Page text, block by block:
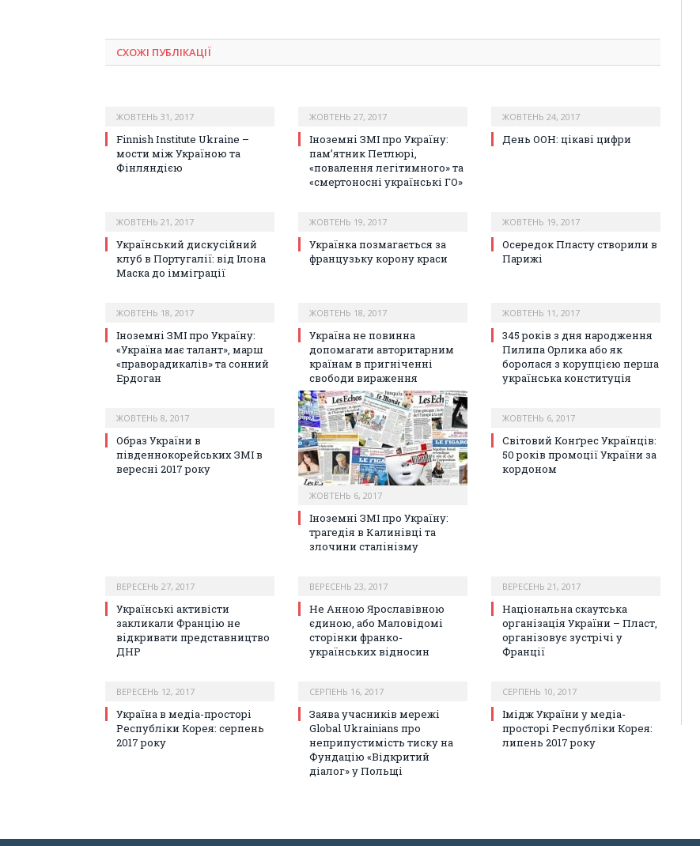
СХОЖІ ПУБЛІКАЦІЇ
ЖОВТЕНЬ 31, 2017
Finnish Institute Ukraine –
мости між Україною та
Фінляндією
ЖОВТЕНЬ 27, 2017
Іноземні ЗМІ про Україну:
пам’ятник Петлюрі,
«повалення легітимного» та
«смертоносні українські ГО»
ЖОВТЕНЬ 24, 2017
День ООН: цікаві цифри
ЖОВТЕНЬ 21, 2017
Український дискусійний
клуб в Португалії: від Ілона
Маска до імміграції
ЖОВТЕНЬ 19, 2017
Українка позмагається за
французьку корону краси
ЖОВТЕНЬ 19, 2017
Осередок Пласту створили в
Парижі
ЖОВТЕНЬ 18, 2017
Іноземні ЗМІ про Україну:
«Україна має талант», марш
«праворадикалів» та сонний
Ердоган
ЖОВТЕНЬ 18, 2017
Україна не повинна
допомагати авторитарним
країнам в пригніченні
свободи вираження
ЖОВТЕНЬ 11, 2017
345 років з дня народження
Пилипа Орлика або як
боролася з корупцією перша
українська конституція
ЖОВТЕНЬ 8, 2017
Образ України в
південнокорейських ЗМІ в
вересні 2017 року
ЖОВТЕНЬ 6, 2017
Іноземні ЗМІ про Україну:
трагедія в Калинівці та
злочини сталінізму
ЖОВТЕНЬ 6, 2017
Світовий Конґрес Українців:
50 років промоції України за
кордоном
ВЕРЕСЕНЬ 27, 2017
Українські активісти
закликали Францію не
відкривати представництво
ДНР
ВЕРЕСЕНЬ 23, 2017
Не Анною Ярославівною
єдиною, або Маловідомі
сторінки франко-
українських відносин
ВЕРЕСЕНЬ 21, 2017
Національна скаутська
організація України – Пласт,
організовує зустрічі у
Франції
ВЕРЕСЕНЬ 12, 2017
Україна в медіа-просторі
Республіки Корея: серпень
2017 року
СЕРПЕНЬ 16, 2017
Заява учасників мережі
Global Ukrainians про
неприпустимість тиску на
Фундацію «Відкритий
діалог» у Польщі
СЕРПЕНЬ 10, 2017
Імідж України у медіа-
просторі Республіки Корея:
липень 2017 року